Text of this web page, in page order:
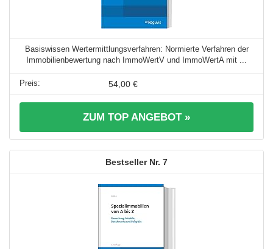
Basiswissen Wertermittlungsverfahren: Normierte Verfahren der
Immobilienbewertung nach ImmoWertV und ImmoWertA mit ...
54,00 €
ZUM TOP ANGEBOT »
7